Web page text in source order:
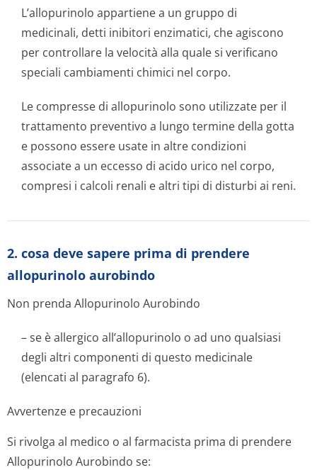
L’allopurinolo appartiene a un gruppo di
medicinali, detti inibitori enzimatici, che agiscono
per controllare la velocità alla quale si verificano
speciali cambiamenti chimici nel corpo.
Le compresse di allopurinolo sono utilizzate per il
trattamento preventivo a lungo termine della gotta
e possono essere usate in altre condizioni
associate a un eccesso di acido urico nel corpo,
compresi i calcoli renali e altri tipi di disturbi ai reni.
2. cosa deve sapere prima di prendere
allopurinolo aurobindo
Non prenda Allopurinolo Aurobindo
– se è allergico all’allopurinolo o ad uno qualsiasi
degli altri componenti di questo medicinale
(elencati al paragrafo 6).
Avvertenze e precauzioni
Si rivolga al medico o al farmacista prima di prendere
Allopurinolo Aurobindo se: